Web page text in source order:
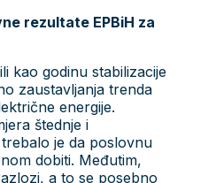
rezultate EPBiH za
kao godinu stabilizacije
zaustavljanja trenda
energije.
štednje i
je da poslovnu
dobiti. Međutim,
a to se posebno